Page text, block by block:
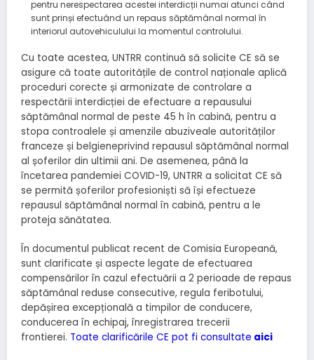
pentru nerespectarea acestei interdicții numai atunci când
sunt prinși efectuând un repaus săptămânal normal în
interiorul autovehiculului la momentul controlului.
Cu toate acestea, UNTRR continuă să solicite CE să se
asigure că toate autoritățile de control naționale aplică
proceduri corecte și armonizate de controlare a
respectării interdicției de efectuare a repausului
săptămânal normal de peste 45 h în cabină, pentru a
stopa controalele și amenzile abuziveale autorităților
franceze și belgieneprivind repausul săptămânal normal
al șoferilor din ultimii ani. De asemenea, până la
încetarea pandemiei COVID-19, UNTRR a solicitat CE să
se permită șoferilor profesioniști să își efectueze
repausul săptămânal normal în cabină, pentru a le
proteja sănătatea.
În documentul publicat recent de Comisia Europeană,
sunt clarificate și aspecte legate de efectuarea
compensărilor în cazul efectuării a 2 perioade de repaus
săptămânal reduse consecutive, regula feribotului,
depășirea excepțională a timpilor de conducere,
conducerea în echipaj, înregistrarea trecerii
frontierei. Toate clarificările CE pot fi consultate aici